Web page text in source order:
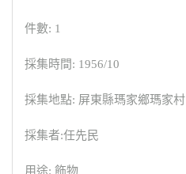
件數: 1
採集時間: 1956/10
採集地點: 屏東縣瑪家鄉瑪家村
採集者:任先民
用途: 飾物